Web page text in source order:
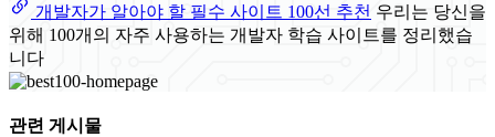
개발자가 알아야 할 필수 사이트 100선 추천 우리는 당신을
위해 100개의 자주 사용하는 개발자 학습 사이트를 정리했습
니다
관련 게시물